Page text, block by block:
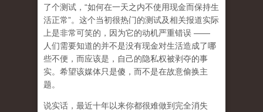
了个测试，“如何在一天之内不使用现金而保持生
活正常”。这个当初很热门的测试及相关报道实际
上是非常可笑的，因为它的动机严重错误 ——
人们需要知道的并不是没有现金对生活造成了哪
些不便，而应该是，自己的隐私权被剥夺的事
实。希望该媒体只是傻，而不是在故意偷换主
题。
说实话，最近十年以来你都很难做到完全消失